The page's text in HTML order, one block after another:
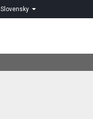
Slovensky